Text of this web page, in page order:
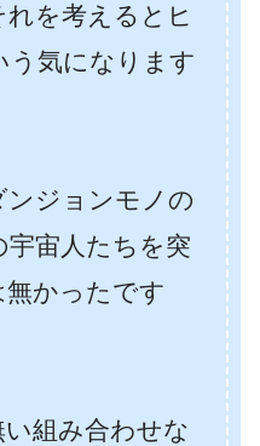
を考えるとヒ
う気になります
ジョンモノの
宇宙人たちを突
かったです
組み合わせな